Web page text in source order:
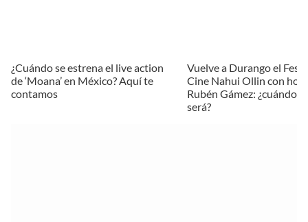
¿Cuándo se estrena el live action
de ‘Moana’ en México? Aquí te
contamos
Vuelve a Durango el
Cine Nahui Ollin con
Rubén Gámez: ¿cuándo
será?